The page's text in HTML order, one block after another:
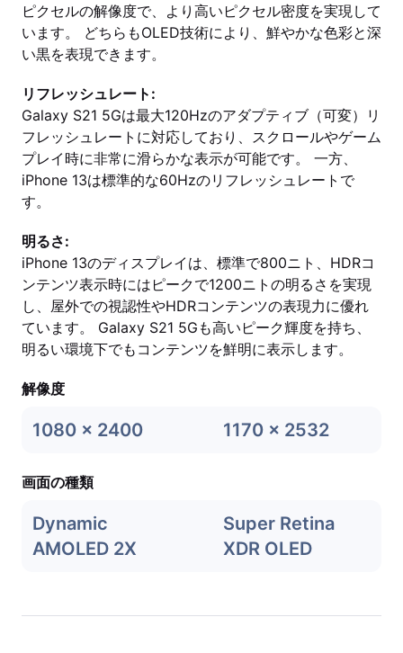
ピクセルの解像度で、より高いピクセル密度を実現して
います。 どちらもOLED技術により、鮮やかな色彩と深
い黒を表現できます。
リフレッシュレート:
Galaxy S21 5Gは最大120Hzのアダプティブ（可変）リ
フレッシュレートに対応しており、スクロールやゲーム
プレイ時に非常に滑らかな表示が可能です。 一方、
iPhone 13は標準的な60Hzのリフレッシュレートで
す。
明るさ:
iPhone 13のディスプレイは、標準で800ニト、HDRコ
ンテンツ表示時にはピークで1200ニトの明るさを実現
し、屋外での視認性やHDRコンテンツの表現力に優れ
ています。 Galaxy S21 5Gも高いピーク輝度を持ち、
明るい環境下でもコンテンツを鮮明に表示します。
解像度
1080 x 2400 1170 x 2532
画面の種類
Dynamic
AMOLED 2X
Super Retina
XDR OLED